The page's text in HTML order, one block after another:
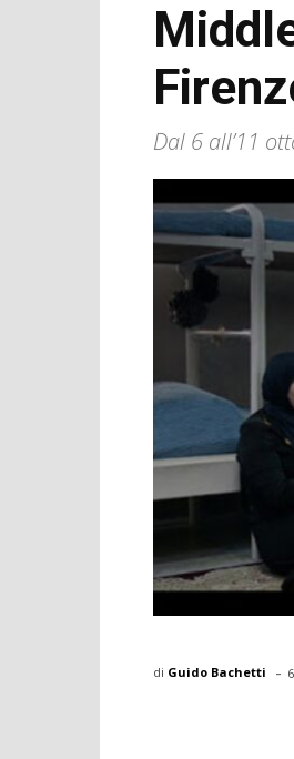
Dal 6 all’11
di Guido Bachetti -